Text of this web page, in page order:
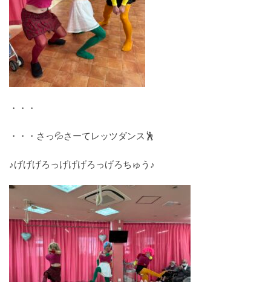
・・・
・・・さっ💦さーてレッツダンス🕺
♪げげげろっげげげろっげろちゅう♪